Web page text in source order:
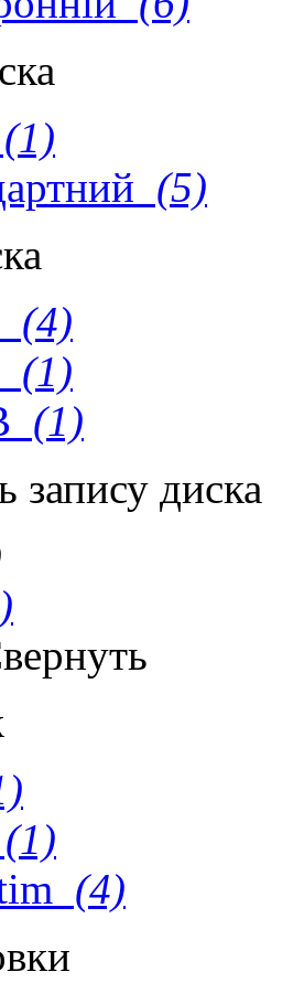
(1)
(5)
(4)
(1)
(1)
запису диска
(1)
(4)